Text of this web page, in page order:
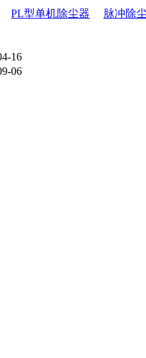
PL型单机除尘器 脉冲除
16
06